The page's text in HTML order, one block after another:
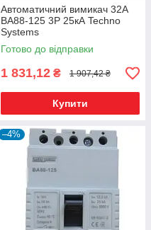
Автоматичний вимикач 32А
ВА88-125 3Р 25кА Techno
Systems
Готово до відправки
1 831,12 ₴ 1 907,42 ₴
Купити
–4%